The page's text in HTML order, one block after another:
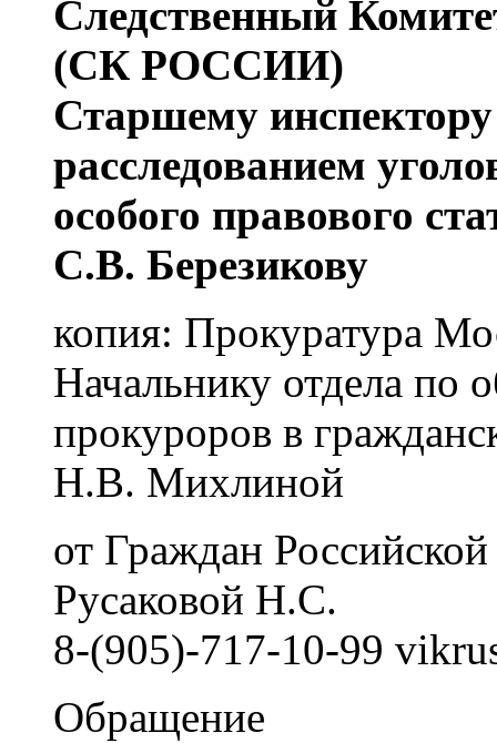
Следственный
(СК РОССИИ)
Старшему
расследованием
особого правового
С.В. Березикову
копия: Прокуратура
Начальнику отдела по
прокуроров в
Н.В. Михлиной
от Граждан
Русаковой Н.С.
8-(905)-717-10-99
Обращение